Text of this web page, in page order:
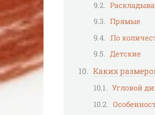
Прямые
По
Детские
Каких
Угловой